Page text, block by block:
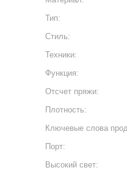
Тип:
Стиль:
Техники:
Функция:
Отсчет пряжи:
Плотность:
Ключевые слова
Порт:
Высокий свет: